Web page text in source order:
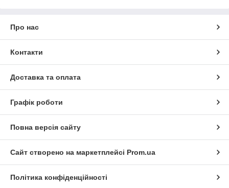
Про нас
Контакти
Доставка та оплата
Графік роботи
Повна версія сайту
Сайт створено на маркетплейсі Prom.ua
Політика конфіденційності